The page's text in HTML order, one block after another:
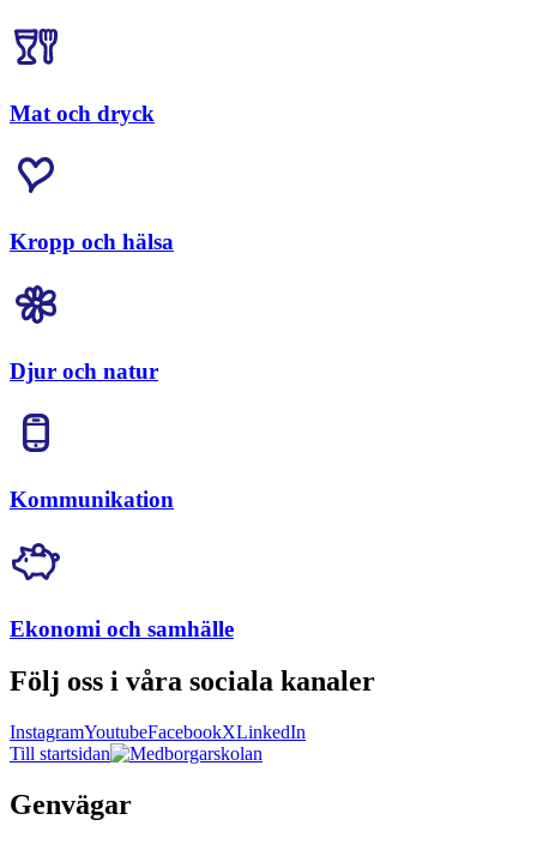
Mat och dryck
Kropp och hälsa
Djur och natur
Kommunikation
Ekonomi och samhälle
Följ oss i våra sociala kanaler
InstagramYoutubeFacebookXLinkedIn
Till startsidan
Genvägar